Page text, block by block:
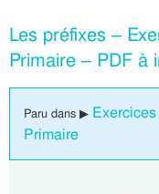
Les préfixes –
Primaire – PDF à
Paru dans ▶
Primaire